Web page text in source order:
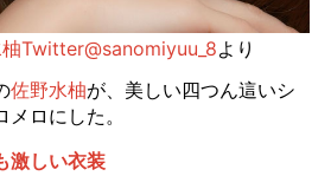
Twitter@sanomiyuu_8より
佐野水柚が、美しい四つん這いシ
ロにした。
激しい衣装